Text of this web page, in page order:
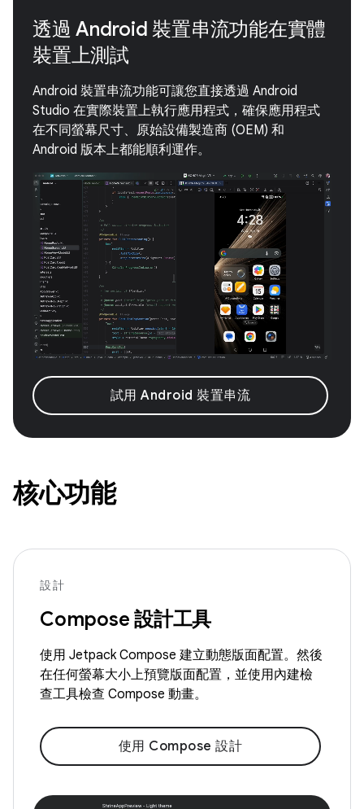
透過 Android 裝置串流功能在實體
裝置上測試
Android 裝置串流功能可讓您直接透過 Android
Studio 在實際裝置上執行應用程式，確保應用程式
在不同螢幕尺寸、原始設備製造商 (OEM) 和
Android 版本上都能順利運作。
試用 Android 裝置串流
核心功能
設計
Compose 設計工具
使用 Jetpack Compose 建立動態版面配置。然後
在任何螢幕大小上預覽版面配置，並使用內建檢
查工具檢查 Compose 動畫。
使用 Compose 設計